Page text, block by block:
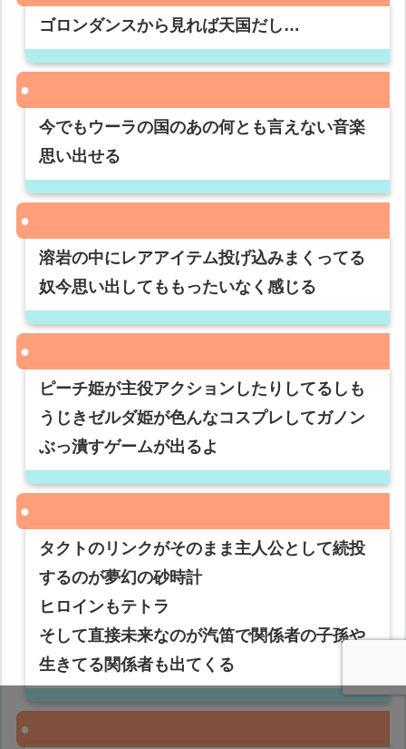
ゴロンダンスから見れば天国だし…
今でもウーラの国のあの何とも言えない音楽
思い出せる
溶岩の中にレアアイテム投げ込みまくってる
奴今思い出してももったいなく感じる
ピーチ姫が主役アクションしたりしてるしも
うじきゼルダ姫が色んなコスプレしてガノン
ぶっ潰すゲームが出るよ
タクトのリンクがそのまま主人公として続投
するのが夢幻の砂時計
ヒロインもテトラ
そして直接未来なのが汽笛で関係者の子孫や
生きてる関係者も出てくる